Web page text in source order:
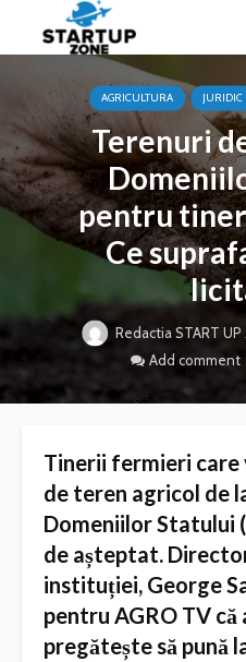
AGRICULTURA JURIDIC
Terenuri
pentru
Ce
Redactia START UP
Add comment
Tinerii fermieri care
de teren agricol de
Domeniilor Statului
de așteptat.
instituției, George
pentru AGRO TV că
pregătește să pună